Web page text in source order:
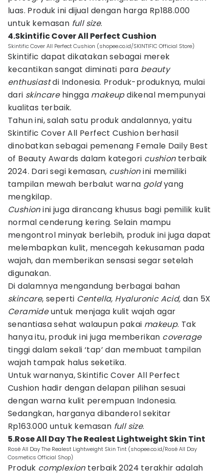
luas. Produk ini dijual dengan harga Rp188.000
untuk kemasan full size.
4.Skintific Cover All Perfect Cushion
Skintific Cover All Perfect Cushion (shopee.co.id/SKINTIFIC Official Store)
Skintific dapat dikatakan sebagai merek
kecantikan sangat diminati para beauty
enthusiastdi Indonesia. Produk-produknya, mulai
dari skincarehingga makeupdikenal mempunyai
kualitas terbaik.
Tahun ini, salah satu produk andalannya, yaitu
Skintific Cover All Perfect Cushion berhasil
dinobatkan sebagai pemenang Female Daily Best
of Beauty Awards dalam kategori cushionterbaik
2024. Dari segi kemasan, cushionini memiliki
tampilan mewah berbalut warna goldyang
mengkilap.
Cushionini juga dirancang khusus bagi pemilik kulit
normal cenderung kering. Selain mampu
mengontrol minyak berlebih, produk ini juga dapat
melembapkan kulit, mencegah kekusaman pada
wajah, dan memberikan sensasi segar setelah
digunakan.
Di dalamnya mengandung berbagai bahan
skincare, seperti Centella, Hyaluronic Acid, dan 5X
Ceramideuntuk menjaga kulit wajah agar
senantiasa sehat walaupun pakai makeup. Tak
hanya itu, produk ini juga memberikan coverage
tinggi dalam sekali ‘tap’ dan membuat tampilan
wajah tampak halus seketika.
Untuk warnanya, Skintific Cover All Perfect
Cushion hadir dengan delapan pilihan sesuai
dengan warna kulit perempuan Indonesia.
Sedangkan, harganya dibanderol sekitar
Rp163.000 untuk kemasan full size.
5.Rose All Day The Realest Lightweight Skin Tint
Rosé All Day The Realest Lightweight Skin Tint (shopee.co.id/Rosé All Day
Cosmetics Official Shop)
Produk complexionterbaik 2024 terakhir adalah